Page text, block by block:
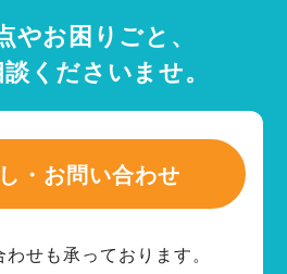
やお困りごと、
くださいませ。
・お問い合わせ
せも承っております。